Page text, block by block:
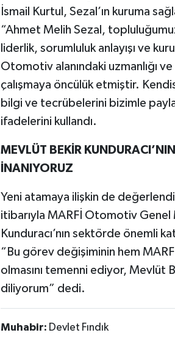
İsmail Kurtul, Sezal’ın kuruma
“Ahmet Melih Sezal,
liderlik, sorumluluk anlayışı ve
Otomotiv alanındaki uzmanlığı
çalışmaya öncülük etmiştir.
bilgi ve tecrübelerini bizimle
ifadelerini kullandı.
MEVLÜT BEKİR
İNANIYORUZ
Yeni atamaya ilişkin de
itibarıyla MARFİ Otomotiv
Kunduracı’nın sektörde önemli
“Bu görev değişiminin hem
olmasını temenni ediyor, Mevlüt
diliyorum” dedi.
Muhabir: Devlet Fındık